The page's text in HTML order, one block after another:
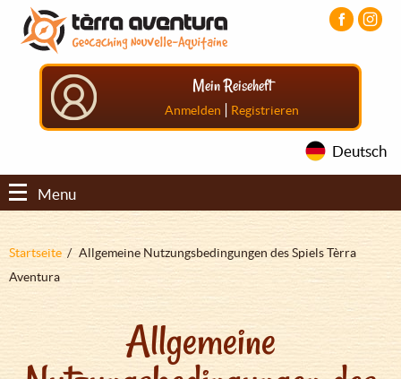
Direkt
zum
Inhalt
Aller
menu
principal
Aller
pied
Mein Reiseheft
Anmelden | Registrieren
Deutsch
Menu
Pfadnavigation
Startseite
Allgemeine Nutzungsbedingungen des Spiels Tèrra
Aventura
Allgemeine